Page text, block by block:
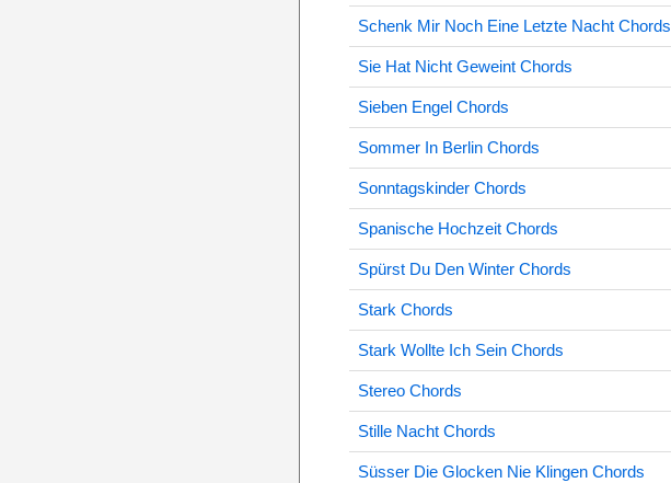
Schenk Mir Noch Eine Letzte Nacht Chords
Sie Hat Nicht Geweint Chords
Sieben Engel Chords
Sommer In Berlin Chords
Sonntagskinder Chords
Spanische Hochzeit Chords
Spürst Du Den Winter Chords
Stark Chords
Stark Wollte Ich Sein Chords
Stereo Chords
Stille Nacht Chords
Süsser Die Glocken Nie Klingen Chords